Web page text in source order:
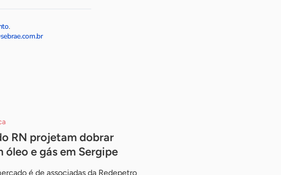
.
RN projetam dobrar
óleo e gás em Sergipe
é de associadas da Redepetro